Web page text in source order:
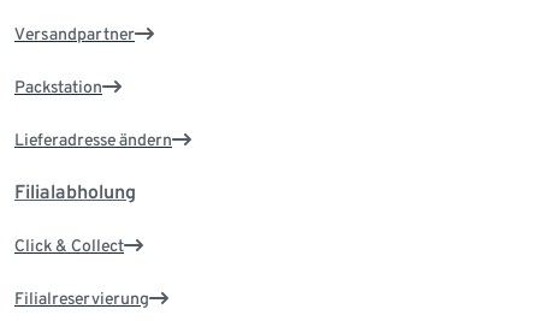
Versandpartner
Packstation
Lieferadresse ändern
Filialabholung
Click & Collect
Filialreservierung